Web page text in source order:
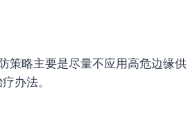
策略主要是尽量不应用高危边缘供
办法。